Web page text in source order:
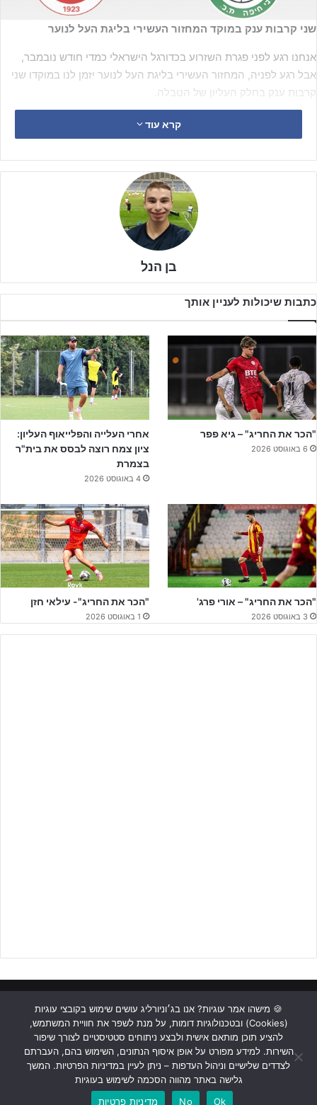
שני קרבות ענק במוקד המחזור העשירי בליגת העל לנוער
אנחנו רגע לפני פגרת השזרוע בכדורגל הישראלי כמדי חודש נובמבר,
אבל רגע לפניה, המחזור העשירי בליגת העל לנוער יזמן לנו במוקדו שני
קרבות ענק בחלק העליון של הטבלה.
לצד משחקים מסקרנים נוספים כדוגמת מ.ס אשדוד מול מכבי פ"ת,
הפועל רעננה שתארח את קרית שמונה והפועל פ"ת נגד הפועל כפ"ס,
מרבית הזרקורים יתמקדו ללוד ולנתניה, שם יתרחשו קרבות הצמרת. אתר
ג'וניורליג בפרומו מיוחד עושה סדר לקראתם.
חסר), כאשר באצטדיון לודהפועל ת"א הדוהרתבפסגה תארח את
מכבי חיפהשסופסוף מציגה את הפוטנציאל הגלום בה אחרי פתיחה
פחות מוצלחת לעונה.
בכושר פשוט נפלא – הפועל ת"א (מדיה הפועל ת"א)
קרא עוד
בן הנל
כתבות שיכולות לעניין אותך
"הכר את החריג" – גיא פפר
6 באוגוסט 2026
אחרי העלייה והפלייאוף העליון:
ציון צמח רוצה לבסס את בית"ר
בצמרת
4 באוגוסט 2026
"הכר את החריג" – אורי פרג'
3 באוגוסט 2026
"הכר את החריג"- עילאי חזן
1 באוגוסט 2026
ראשי כתבות תכנים מקצועיים תנאי שימוש
מדיניות אבטחה
כתבו לנו
Facebook
YouTube
Instagram
🍪 מישהו אמר עוגיות? אנו בג׳וניורליג עושים שימוש בקובצי עוגיות
(Cookies) ובטכנולוגיות דומות, על מנת לשפר את חוויית המשתמש,
להציע תוכן מותאם אישית ולבצע ניתוחים סטטיסטיים לצורך שיפור
השירות. למידע מפורט על אופן איסוף הנתונים, השימוש בהם, העברתם
לצדדים שלישיים וניהול העדפות – ניתן לעיין במדיניות הפרטיות. המשך
גלישה באתר מהווה הסכמה לשימוש בעוגיות
Ok
No מדיניות פרטיות